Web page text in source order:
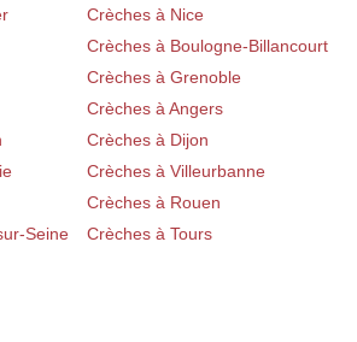
Crèches à Nice
Crèches à Boulogne-Billancourt
Crèches à Grenoble
Crèches à Angers
Crèches à Dijon
Crèches à Villeurbanne
Crèches à Rouen
Seine
Crèches à Tours